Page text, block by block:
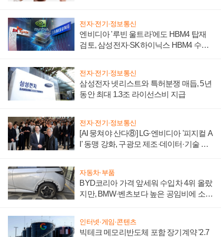
전자·전기·정보통신
엔비디아 '루빈 울트라'에도 HBM4 탑재
검토, 삼성전자·SK하이닉스 HBM4 수율
전자·전기·정보통신
삼성전자 넷리스트와 특허분쟁 매듭, 5년
동안 최대 1.3조 라이선스비 지급
전자·전기·정보통신
[AI 뭉쳐야 산다⑧] LG·엔비디아 '피지컬 A
I' 동맹 강화, 구광모 제조·데이터·기술 결
자동차·부품
BYD코리아 가격 앞세워 수입차 4위 올랐
지만, BMW·벤츠보다 높은 공임비에 소비
인터넷·게임·콘텐츠
빅테크 메모리반도체 포함 장기계약 '2.7